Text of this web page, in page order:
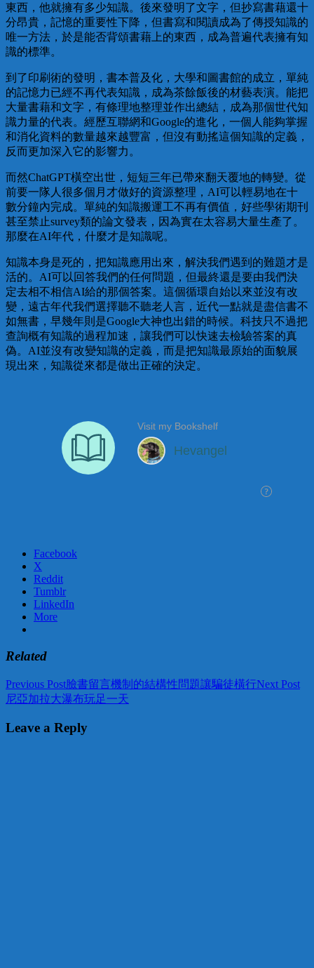
東西，他就擁有多少知識。後來發明了文字，但抄寫書藉還十
分昂貴，記憶的重要性下降，但書寫和閱讀成為了傳授知識的
唯一方法，於是能否背頌書藉上的東西，成為普遍代表擁有知
識的標準。
到了印刷術的發明，書本普及化，大學和圖書館的成立，單純
的記憶力已經不再代表知識，成為茶餘飯後的材藝表演。能把
大量書藉和文字，有條理地整理並作出總結，成為那個世代知
識力量的代表。經歷互聯網和Google的進化，一個人能夠掌握
和消化資料的數量越來越豐富，但沒有動搖這個知識的定義，
反而更加深入它的影響力。
而然ChatGPT橫空出世，短短三年已帶來翻天覆地的轉變。從
前要一隊人很多個月才做好的資源整理，AI可以輕易地在十
數分鐘內完成。單純的知識搬運工不再有價值，好些學術期刊
甚至禁止survey類的論文發表，因為實在太容易大量生產了。
那麼在AI年代，什麼才是知識呢。
知識本身是死的，把知識應用出來，解決我們遇到的難題才是
活的。AI可以回答我們的任何問題，但最終還是要由我們決
定去相不相信AI給的那個答案。這個循環自始以來並沒有改
變，遠古年代我們選擇聽不聽老人言，近代一點就是盡信書不
如無書，早幾年則是Google大神也出錯的時候。科技只不過把
查詢概有知識的過程加速，讓我們可以快速去檢驗答案的真
偽。AI並沒有改變知識的定義，而是把知識最原始的面貌展
現出來，知識從來都是做出正確的決定。
Facebook
X
Reddit
Tumblr
LinkedIn
More
Related
Post
navigation
Previous Post臉書留言機制的結構性問題讓騙徒橫行Next Post
尼亞加拉大瀑布玩足一天
Leave a Reply